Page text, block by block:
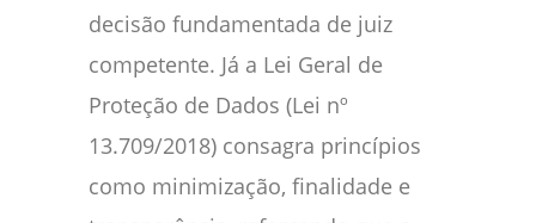
decisão fundamentada de juiz
competente. Já a Lei Geral de
Proteção de Dados (Lei nº
13.709/2018) consagra princípios
como minimização, finalidade e